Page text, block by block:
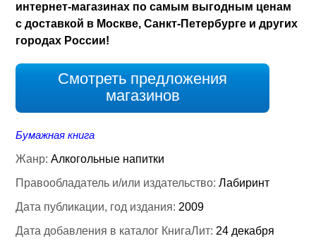
интернет-магазинах по самым выгодным ценам
с доставкой в Москве, Санкт-Петербурге и других
городах России!
Смотреть предложения
магазинов
Бумажная книга
Жанр:Алкогольные напитки
Правообладатель и/или издательство:Лабиринт
Дата публикации, год издания: 2009
Дата добавления в каталог КнигаЛит: 24 декабря